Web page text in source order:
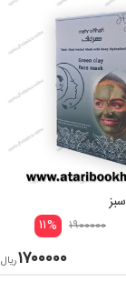
۱۹۰۰۰۰۰ ۱۱%
۱۷۰۰۰۰۰ریال